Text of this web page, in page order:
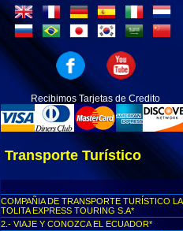
Recibimos Tarjetas de Credito
Transporte Turístico
COMPAÑIA DE TRANSPORTE TURÍSTICO LA
TOLITA EXPRESS TOURING S.A*
2.- VIAJE Y CONOZCA EL ECUADOR*